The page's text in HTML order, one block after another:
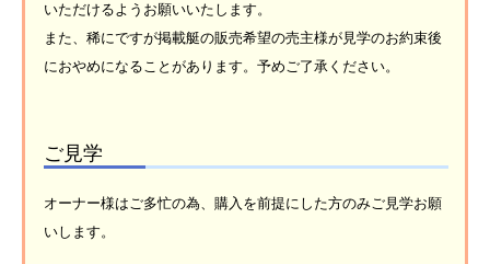
いただけるようお願いいたします。
また、稀にですが掲載艇の販売希望の売主様が見学のお約束後
におやめになることがあります。予めご了承ください。
ご見学
オーナー様はご多忙の為、購入を前提にした方のみご見学お願
いします。